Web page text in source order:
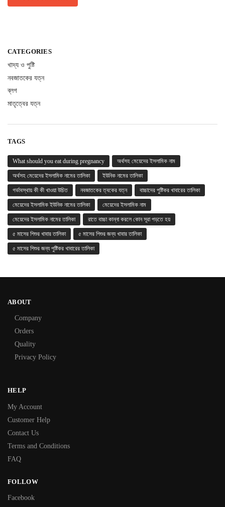
CATEGORIES
খাদ্য ও পুষ্টি
নবজাতকের যত্ন
ব্লগ
মাতৃত্বের যত্ন
TAGS
What should you eat during pregnancy অর্থসহ মেয়েদের ইসলামিক নাম
অর্থসহ মেয়েদের ইসলামিক নামের তালিকা ইউনিক নামের তালিকা
গর্ভাবস্থায় কী কী খাওয়া উচিত নবজাতকের ত্বকের যত্ন বাচ্চাদের পুষ্টিকর খাবারের তালিকা
মেয়েদের ইসলামিক ইউনিক নামের তালিকা মেয়েদের ইসলামিক নাম
মেয়েদের ইসলামিক নামের তালিকা রাতে বাচ্চা কান্না করলে কোন সূরা পড়তে হয়
৫ মাসের শিশুর খাবার তালিকা ৫ মাসের শিশুর জন্য খাবার তালিকা
৫ মাসের শিশুর জন্য পুষ্টিকর খাবারের তালিকা
ABOUT
Company
Orders
Quality
Privacy Policy
HELP
My Account
Customer Help
Contact Us
Terms and Conditions
FAQ
FOLLOW
Facebook